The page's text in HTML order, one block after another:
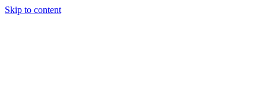
Skip to content